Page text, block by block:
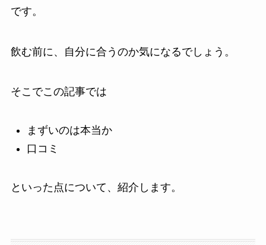
です。
飲む前に、自分に合うのか気になるでしょう。
そこでこの記事では
まずいのは本当か
口コミ
といった点について、紹介します。